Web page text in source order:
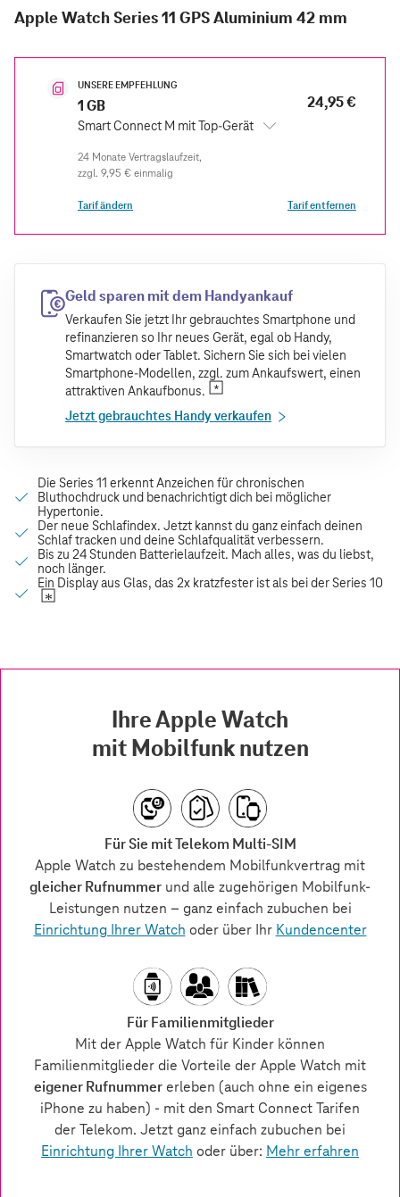
Apple Watch Series 11 GPS Aluminium 42 mm
UNSERE EMPFEHLUNG
1 GB
Smart Connect M mit Top-Gerät
24,95 €
zzgl. 9,95 € einmalig
Tarif ändern Tarif entfernen
Geld sparen mit dem Handyankauf
Verkaufen Sie jetzt Ihr gebrauchtes Smartphone und
refinanzieren so Ihr neues Gerät, egal ob Handy,
Smartwatch oder Tablet. Sichern Sie sich bei vielen
Smartphone-Modellen, zzgl. zum Ankaufswert, einen
attraktiven Ankaufbonus.
Jetzt gebrauchtes Handy verkaufen